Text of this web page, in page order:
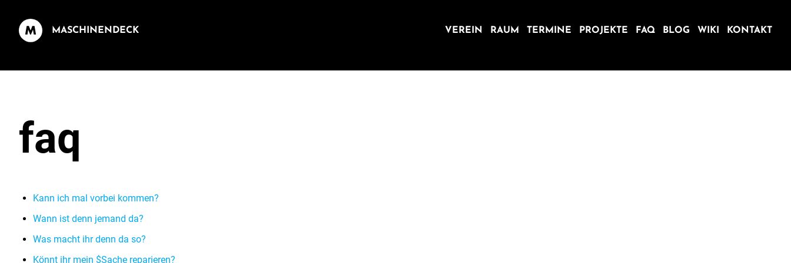
MASCHINENDECK VEREIN RAUM TERMINE PROJEKTE FAQ BLOG WIKI KONTAKT
faq
Kann ich mal vorbei kommen?
Wann ist denn jemand da?
Was macht ihr denn da so?
Könnt ihr mein $Sache reparieren?